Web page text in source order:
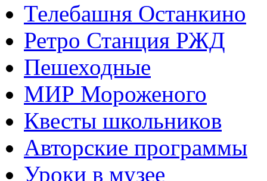
Телебашня Останкино
Ретро Станция РЖД
Пешеходные
МИР Мороженого
Квесты школьников
Авторские программы
Уроки в музее